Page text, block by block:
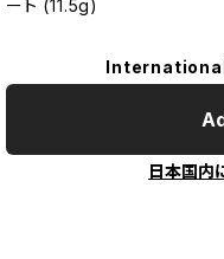
ート (11.5g)
日本国内